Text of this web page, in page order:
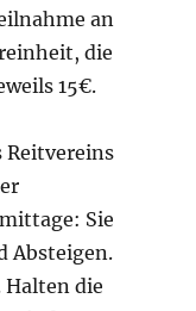
an
die
15€.
Reitvereins
Sie
Absteigen.
Halten die